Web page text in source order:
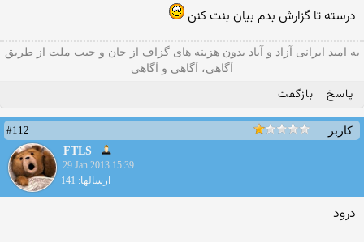
درسته تا گزارش بدم بیان بنت کنن
به امید ایرانی آزاد و آباد بدون هزینه های گزاف از جان و جیب ملت از طریق
آگاهی، آگاهی و آگاهی
پاسخ بازگفت
کاربر
#112
FTLS
29 Jan 2013 15:39
ارسالها: 141
درود